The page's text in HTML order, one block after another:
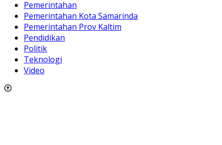
Pemerintahan
Pemerintahan Kota Samarinda
Pemerintahan Prov Kaltim
Pendidikan
Politik
Teknologi
Video